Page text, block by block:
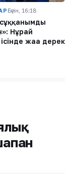
Бүгін, 16:18
Нұрай
жаңа дерек